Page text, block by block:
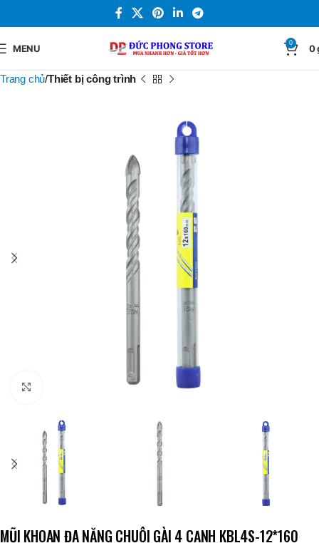
MENU 0 0
Trang chủ Thiết bị công trình
MŨI KHOAN ĐA NĂNG CHUÔI GÀI 4 CẠNH KBL4S-12*160